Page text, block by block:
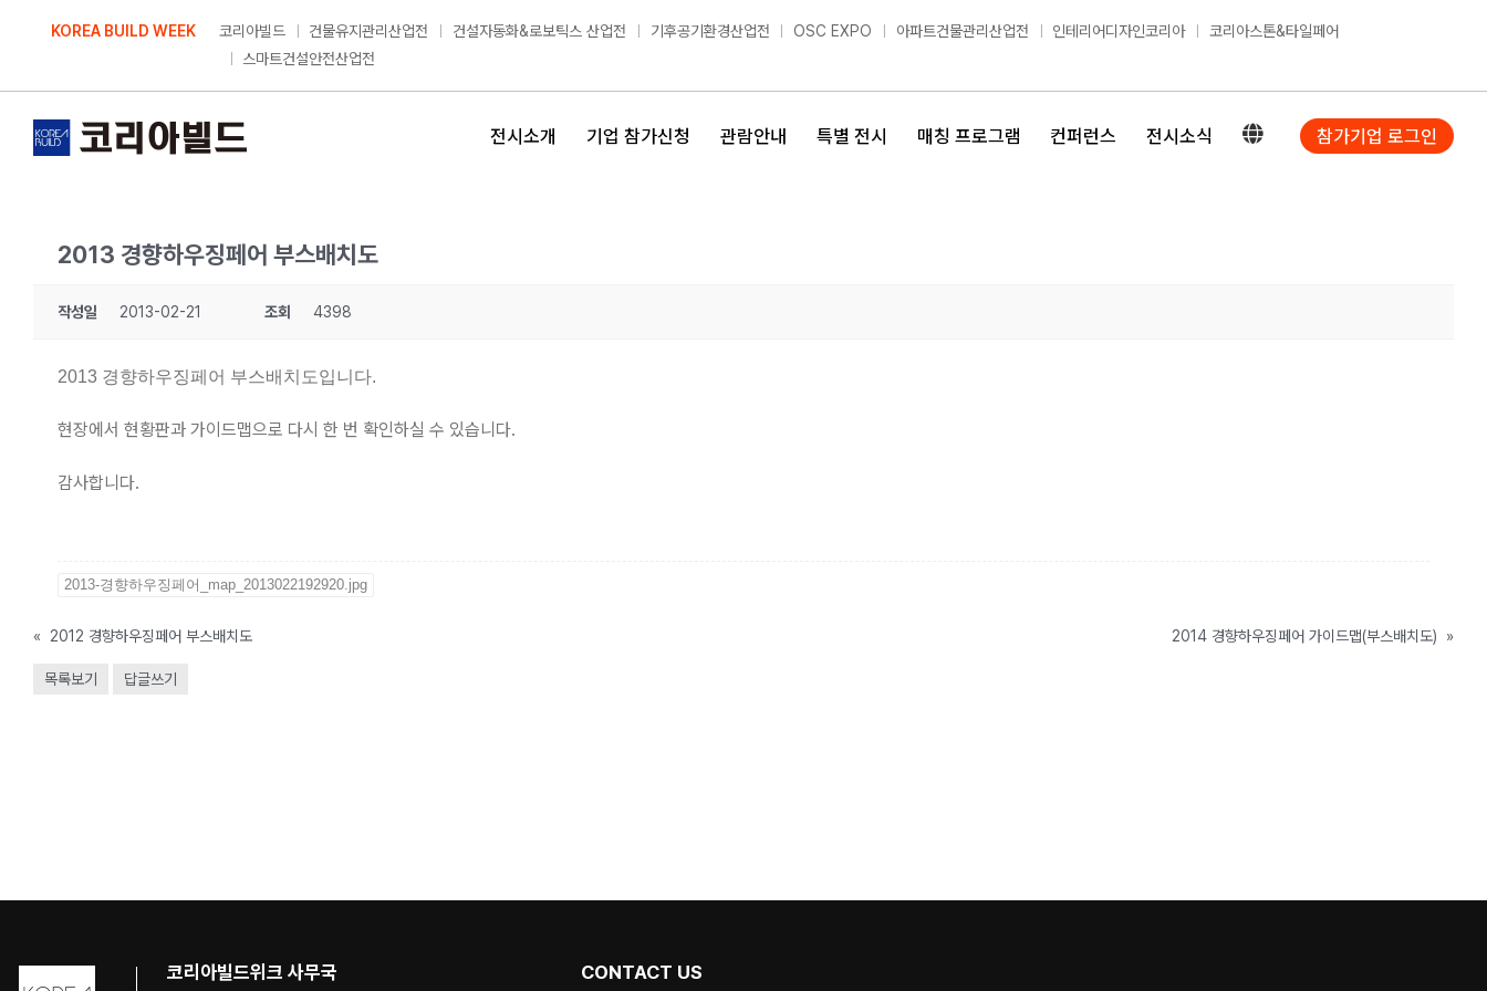
KOREA BUILD WEEK 코리아빌드 건물유지관리산업전 건설자동화&로보틱스 산업전 기후공기환경산업전 OSC EXPO 아파트건물관리산업전 인테리어디자인코리아
코리아스톤&타일페어
스마트건설안전산업전
전시소개 기업 참가신청 관람안내 특별 전시 매칭 프로그램 컨퍼런스 전시소식 참가기업 로그인
2013 경향하우징페어 부스배치도
작성일 2013-02-21 조회 4398
2013 경향하우징페어 부스배치도입니다.
현장에서 현황판과 가이드맵으로 다시 한 번 확인하실 수 있습니다.
감사합니다.
2013-경향하우징페어_map_2013022192920.jpg
« 2012 경향하우징페어 부스배치도 2014 경향하우징페어 가이드맵(부스배치도) »
목록보기 답글쓰기
코리아빌드위크 사무국 CONTACT US